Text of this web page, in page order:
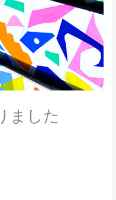
ました